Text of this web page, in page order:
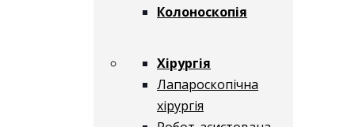
Колоноскопія
Хірургія
Лапароскопічна
хірургія